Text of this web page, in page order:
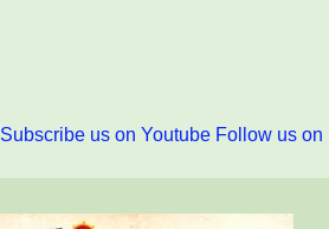
Subscribe us on Youtube Follow us on